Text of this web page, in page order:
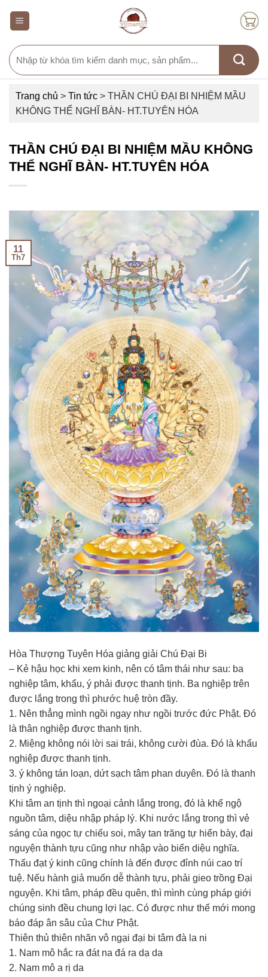
Search
for:
Trang chủ > Tin tức > THẦN CHÚ ĐẠI BI NHIỆM MẦU
KHÔNG THỂ NGHĨ BÀN- HT.TUYÊN HÓA
THẦN CHÚ ĐẠI BI NHIỆM MẦU KHÔNG
THỂ NGHĨ BÀN- HT.TUYÊN HÓA
11
Th7
Hòa Thượng Tuyên Hóa giảng giải Chú Đại Bi
– Kẻ hậu học khi xem kinh, nên có tâm thái như sau: ba
nghiệp tâm, khẩu, ý phải được thanh tịnh. Ba nghiệp trên
được lắng trong thì phước huệ tròn đầy.
1. Nên thẳng mình ngồi ngay như ngồi trước đức Phật. Đó
là thân nghiệp được thanh tịnh.
2. Miệng không nói lời sai trái, không cười đùa. Đó là khẩu
nghiệp được thanh tịnh.
3. ý không tán loạn, dứt sạch tâm phan duyên. Đó là thanh
tịnh ý nghiệp.
Khi tâm an tịnh thì ngoại cảnh lắng trong, đó là khế ngộ
nguồn tâm, diệu nhập pháp lý. Khi nước lắng trong thì vẻ
sáng của ngọc tự chiếu soi, mây tan trăng tự hiển bày, đại
nguyện thành tựu cũng như nhập vào biển diệu nghĩa.
Thấu đạt ý kinh cũng chính là đến được đỉnh núi cao trí
tuệ. Nếu hành giả muốn dễ thành tựu, phải gieo trồng Đại
nguyện. Khi tâm, pháp đều quên, thì mình cùng pháp giới
chúng sinh đều chung lợi lạc. Có được như thế mới mong
báo đáp ân sâu của Chư Phật.
Thiên thủ thiên nhãn vô ngại đại bi tâm đà la ni
1. Nam mô hắc ra đát na đá ra dạ da
2. Nam mô a rị da